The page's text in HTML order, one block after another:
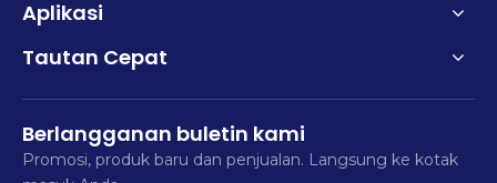
Aplikasi
Tautan Cepat
Berlangganan buletin kami
Promosi, produk baru dan penjualan. Langsung ke kotak